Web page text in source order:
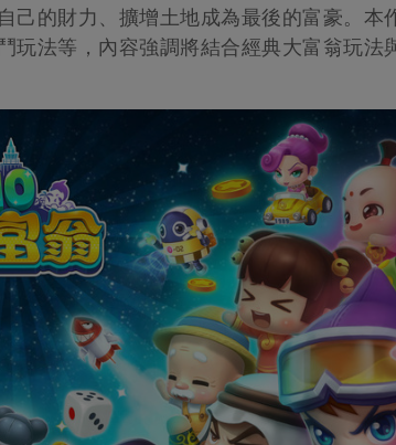
己的財力、擴增土地成為最後的富豪。本
玩法等，內容強調將結合經典大富翁玩法